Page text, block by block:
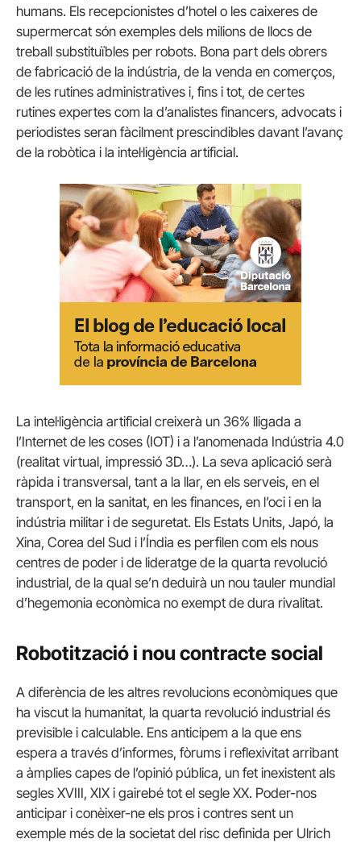
humans. Els recepcionistes d’hotel o les caixeres de
supermercat són exemples dels milions de llocs de
treball substituïbles per robots. Bona part dels obrers
de fabricació de la indústria, de la venda en comerços,
de les rutines administratives i, fins i tot, de certes
rutines expertes com la d’analistes financers, advocats i
periodistes seran fàcilment prescindibles davant l’avanç
de la robòtica i la intel·ligència artificial.
La intel·ligència artificial creixerà un 36% lligada a
l’Internet de les coses (IOT) i a l’anomenada Indústria 4.0
(realitat virtual, impressió 3D…). La seva aplicació serà
ràpida i transversal, tant a la llar, en els serveis, en el
transport, en la sanitat, en les finances, en l’oci i en la
indústria militar i de seguretat. Els Estats Units, Japó, la
Xina, Corea del Sud i l’Índia es perfilen com els nous
centres de poder i de lideratge de la quarta revolució
industrial, de la qual se’n deduirà un nou tauler mundial
d’hegemonia econòmica no exempt de dura rivalitat.
Robotització i nou contracte social
A diferència de les altres revolucions econòmiques que
ha viscut la humanitat, la quarta revolució industrial és
previsible i calculable. Ens anticipem a la que ens
espera a través d’informes, fòrums i reflexivitat arribant
a àmplies capes de l’opinió pública, un fet inexistent als
segles XVIII, XIX i gairebé tot el segle XX. Poder-nos
anticipar i conèixer-ne els pros i contres sent un
exemple més de la societat del risc definida per Ulrich